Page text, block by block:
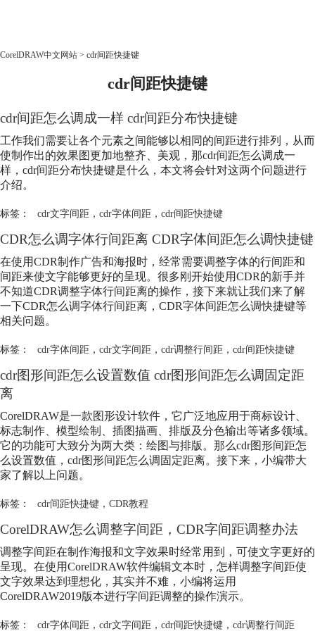
教程
下载
CorelDRAW中文网站 > cdr间距快捷键
cdr间距快捷键
cdr间距怎么调成一样 cdr间距分布快捷键
工作我们需要让各个元素之间能够以相同的间距进行排列，从而
使制作出的效果图更加地整齐、美观，那cdr间距怎么调成一
样，cdr间距分布快捷键是什么，本文将会针对这两个问题进行
介绍。
标签： cdr文字间距， cdr字体间距， cdr间距快捷键
CDR怎么调字体行间距离 CDR字体间距怎么调快捷键
在使用CDR制作广告和海报时，经常需要调整字体的行间距和
间距来使文字能够更好的呈现。很多刚开始使用CDR的新手并
不知道CDR调整字体行间距离的操作，接下来就让我们来了解
一下CDR怎么调字体行间距离，CDR字体间距怎么调快捷键等
相关问题。
标签： cdr字体间距， cdr文字间距， cdr调整行间距， cdr间距快捷键
cdr图形间距怎么设置数值 cdr图形间距怎么调固定距
离
CorelDRAW是一款图形设计软件，它广泛地应用于商标设计、
标志制作、模型绘制、插图描画、排版及分色输出等诸多领域。
它的功能可大致分为两大类：绘图与排版。那么cdr图形间距怎
么设置数值，cdr图形间距怎么调固定距离。接下来，小编带大
家了解以上问题。
标签： cdr间距快捷键， CDR教程
CorelDRAW怎么调整字间距，CDR字间距调整办法
调整字间距在制作海报和文字效果时经常用到，可使文字更好的
呈现。在使用CorelDRAW软件编辑文本时，怎样调整字间距使
文字效果达到理想化，其实并不难，小编将运用
CorelDRAW2019版本进行字间距调整的操作演示。
标签： cdr字体间距， cdr文字间距， cdr间距快捷键， cdr调整行间距